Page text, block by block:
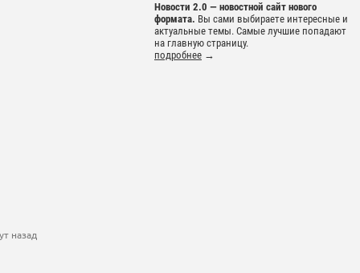
Новости 2.0 — новостной сайт нового
формата. Вы сами выбираете интересные и
актуальные темы. Самые лучшие попадают
на главную страницу.
подробнее →
назад